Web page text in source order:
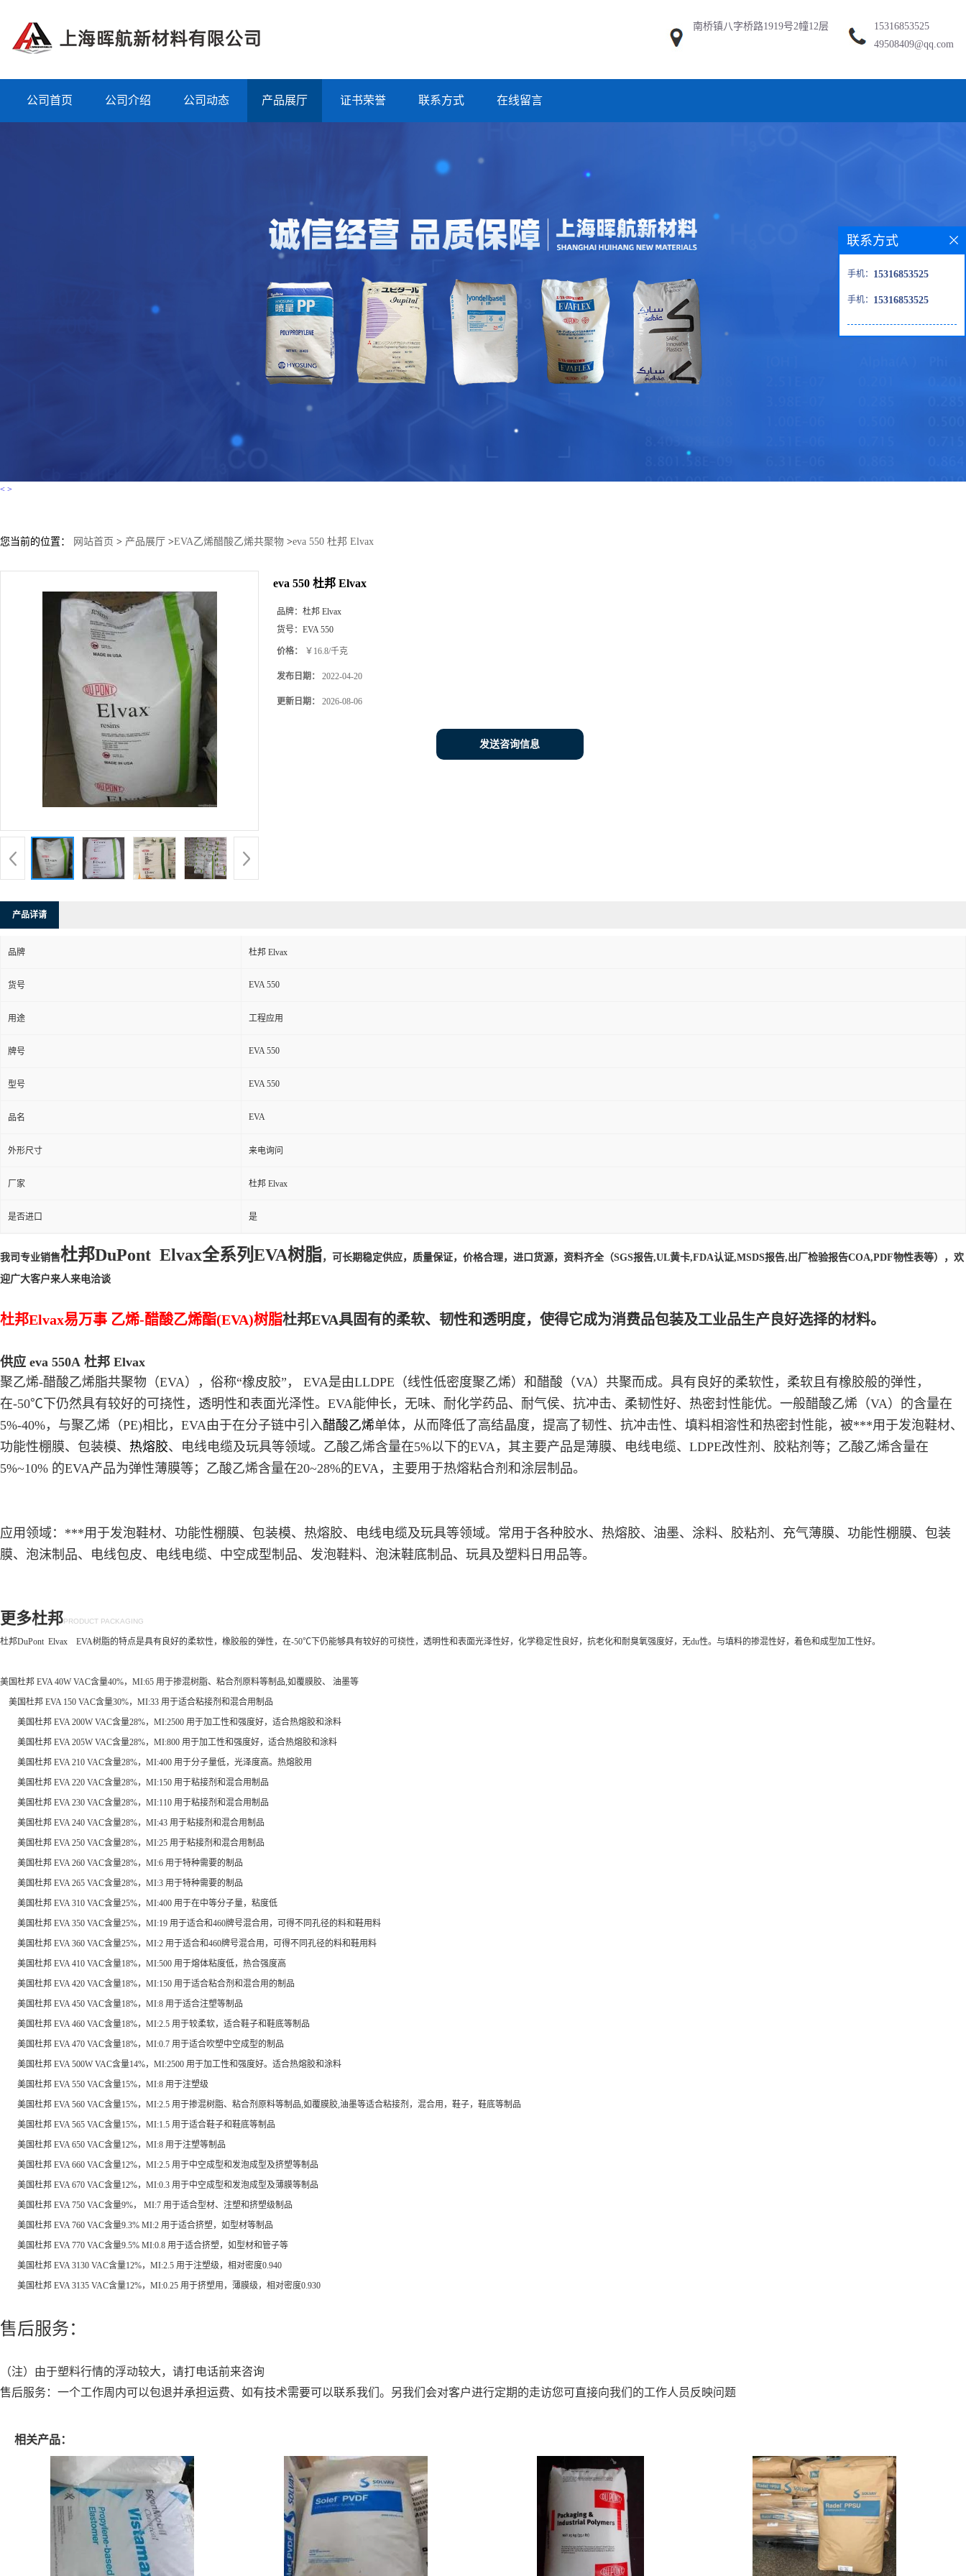
南桥镇八字桥路1919号2幢12层
15316853525
49508409@qq.com
公司首页 公司介绍 公司动态 产品展厅 证书荣誉 联系方式 在线留言
< >
您当前的位置： 网站首页 > 产品展厅 >EVA乙烯醋酸乙烯共聚物 >eva 550 杜邦 Elvax
eva 550 杜邦 Elvax
品牌： 杜邦 Elvax
货号： EVA 550
价格： ￥16.8/千克
发布日期： 2022-04-20
更新日期： 2026-08-06
发送咨询信息
产品详请
品牌 杜邦 Elvax
货号 EVA 550
用途 工程应用
牌号 EVA 550
型号 EVA 550
品名 EVA
外形尺寸 来电询问
厂家 杜邦 Elvax
是否进口 是
我司专业销售杜邦DuPont Elvax全系列EVA树脂，可长期稳定供应，质量保证，价格合理，进口货源，资料齐全（SGS报告,UL黄卡,FDA认证,MSDS报告,出厂检验报告COA,PDF物性表等），欢
迎广大客户来人来电洽谈
杜邦Elvax易万事 乙烯-醋酸乙烯酯(EVA)树脂杜邦EVA具固有的柔软、韧性和透明度，使得它成为消费品包装及工业品生产良好选择的材料。
供应 eva 550A 杜邦 Elvax
聚乙烯-醋酸乙烯脂共聚物（EVA），俗称“橡皮胶”，
EVA是由LLDPE（线性低密度聚乙烯）和醋酸（VA）共聚而成。 具有良好的柔软性， 柔软且有橡胶般的弹性，
在-50℃下仍然具有较好的可挠性，透明性和表面光泽性。EVA能伸长，无味、耐化学药品、耐气侯、抗冲击、柔韧性好、热密封性能优。 一般醋酸乙烯（VA）的含量在
5%-40%，与聚乙烯（PE)相比，EVA由于在分子链中引入醋酸乙烯单体，从而降低了高结晶度，提高了韧性、抗冲击性、填料相溶性和热密封性能，被***用于发泡鞋材、
功能性棚膜、包装模、 热熔胶、电线电缆及玩具等领域。 乙酸乙烯含量在5%以下的EVA，其主要产品是薄膜、电线电缆、LDPE改性剂、胶粘剂等； 乙酸乙烯含量在
5%~10% 的EVA产品为弹性薄膜等；乙酸乙烯含量在20~28%的EVA，主要用于热熔粘合剂和涂层制品。
应用领域： ***用于发泡鞋材、功能性棚膜、包装模、热熔胶、电线电缆及玩具等领域。 常用于各种胶水、热熔胶、油墨、涂料、胶粘剂、充气薄膜、功能性棚膜、包装
膜、泡沫制品、电线包皮、电线电缆、中空成型制品、发泡鞋料、泡沫鞋底制品、玩具及塑料日用品等。
更多杜邦PRODUCT PACKAGING
杜邦DuPont Elvax EVA树脂的特点是具有良好的柔软性，橡胶般的弹性，在-50℃下仍能够具有较好的可挠性，透明性和表面光泽性好，化学稳定性良好，抗老化和耐臭氧强度好，无du性。与填料的掺混性好，着色和成型加工性好。
美国杜邦 EVA 40W VAC含量40%，MI:65 用于掺混树脂、粘合剂原料等制品,如覆膜胶、 油墨等
美国杜邦 EVA 150 VAC含量30%，MI:33 用于适合粘接剂和混合用制品
美国杜邦 EVA 200W VAC含量28%，MI:2500 用于加工性和强度好，适合热熔胶和涂料
美国杜邦 EVA 205W VAC含量28%，MI:800 用于加工性和强度好，适合热熔胶和涂料
美国杜邦 EVA 210 VAC含量28%，MI:400 用于分子量低，光泽度高。热熔胶用
美国杜邦 EVA 220 VAC含量28%，MI:150 用于粘接剂和混合用制品
美国杜邦 EVA 230 VAC含量28%，MI:110 用于粘接剂和混合用制品
美国杜邦 EVA 240 VAC含量28%，MI:43 用于粘接剂和混合用制品
美国杜邦 EVA 250 VAC含量28%，MI:25 用于粘接剂和混合用制品
美国杜邦 EVA 260 VAC含量28%，MI:6 用于特种需要的制品
美国杜邦 EVA 265 VAC含量28%，MI:3 用于特种需要的制品
美国杜邦 EVA 310 VAC含量25%，MI:400 用于在中等分子量，粘度低
美国杜邦 EVA 350 VAC含量25%，MI:19 用于适合和460牌号混合用，可得不同孔径的料和鞋用料
美国杜邦 EVA 360 VAC含量25%，MI:2 用于适合和460牌号混合用，可得不同孔径的料和鞋用料
美国杜邦 EVA 410 VAC含量18%，MI:500 用于熔体粘度低，热合强度高
美国杜邦 EVA 420 VAC含量18%，MI:150 用于适合粘合剂和混合用的制品
美国杜邦 EVA 450 VAC含量18%，MI:8 用于适合注塑等制品
美国杜邦 EVA 460 VAC含量18%，MI:2.5 用于较柔软，适合鞋子和鞋底等制品
美国杜邦 EVA 470 VAC含量18%，MI:0.7 用于适合吹塑中空成型的制品
美国杜邦 EVA 500W VAC含量14%，MI:2500 用于加工性和强度好。适合热熔胶和涂料
美国杜邦 EVA 550 VAC含量15%，MI:8 用于注塑级
美国杜邦 EVA 560 VAC含量15%，MI:2.5 用于掺混树脂、粘合剂原料等制品,如覆膜胶,油墨等适合粘接剂，混合用，鞋子，鞋底等制品
美国杜邦 EVA 565 VAC含量15%，MI:1.5 用于适合鞋子和鞋底等制品
美国杜邦 EVA 650 VAC含量12%，MI:8 用于注塑等制品
美国杜邦 EVA 660 VAC含量12%，MI:2.5 用于中空成型和发泡成型及挤塑等制品
美国杜邦 EVA 670 VAC含量12%，MI:0.3 用于中空成型和发泡成型及薄膜等制品
美国杜邦 EVA 750 VAC含量9%， MI:7 用于适合型材、注塑和挤塑级制品
美国杜邦 EVA 760 VAC含量9.3% MI:2 用于适合挤塑，如型材等制品
美国杜邦 EVA 770 VAC含量9.5% MI:0.8 用于适合挤塑，如型材和管子等
美国杜邦 EVA 3130 VAC含量12%，MI:2.5 用于注塑级，相对密度0.940
美国杜邦 EVA 3135 VAC含量12%，MI:0.25 用于挤塑用，薄膜级，相对密度0.930
售后服务：
（注）由于塑料行情的浮动较大，请打电话前来咨询
售后服务：一个工作周内可以包退并承担运费、如有技术需要可以联系我们。另我们会对客户进行定期的走访您可直接向我们的工作人员反映问题
相关产品：
联系方式
手机： 15316853525
手机： 15316853525